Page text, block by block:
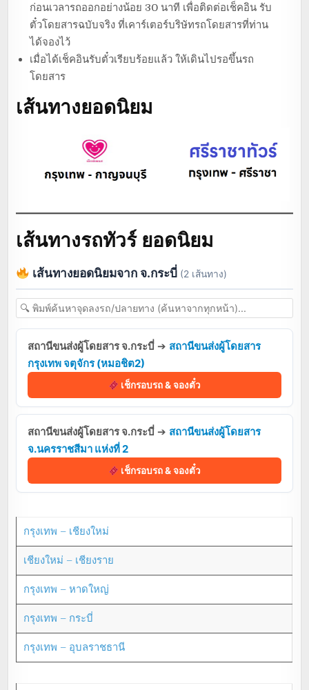
ก่อนเวลารถออกอย่างน้อย 30 นาที เพื่อติดต่อเช็คอิน รับ
ตั๋วโดยสารฉบับจริง ที่เคาร์เตอร์บริษัทรถโดยสารที่ท่าน
ได้จองไว้
เมื่อได้เช็คอินรับตั๋วเรียบร้อยแล้ว ให้เดินไปรอขึ้นรถ
โดยสาร
เส้นทางยอดนิยม
เส้นทางรถทัวร์ ยอดนิยม
เส้นทางยอดนิยมจาก จ.กระบี่ (2 เส้นทาง)
สถานีขนส่งผู้โดยสาร จ.กระบี่ ➔ สถานีขนส่งผู้โดยสาร
กรุงเทพ จตุจักร (หมอชิต2)
เช็กรอบรถ & จองตั๋ว
สถานีขนส่งผู้โดยสาร จ.กระบี่ ➔ สถานีขนส่งผู้โดยสาร
จ.นครราชสีมา แห่งที่ 2
เช็กรอบรถ & จองตั๋ว
กรุงเทพ – เชียงใหม่
เชียงใหม่ – เชียงราย
กรุงเทพ – หาดใหญ่
กรุงเทพ – กระบี่
กรุงเทพ – อุบลราชธานี